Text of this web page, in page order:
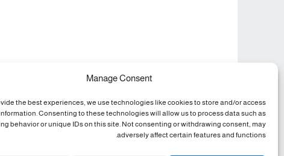
Manage Consent
the best experiences, we use technologies like cookies to store and/or access
Consenting to these technologies will allow us to process data such as
behavior or unique IDs on this site. Not consenting or withdrawing consent, may
adversely affect certain features and functions.